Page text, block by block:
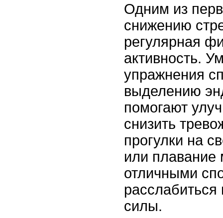
Одним из
снижению
регулярная
активность.
упражнения
выделению
помогают
снизить
прогулки на
или плавание
отличными
расслабиться
силы.